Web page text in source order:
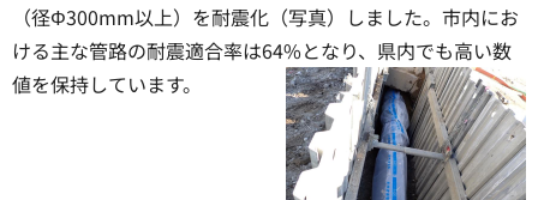
（径Φ300mm以上）を耐震化（写真）しました。市内にお
ける主な管路の耐震適合率は64%となり、県内でも高い数
値を保持しています。